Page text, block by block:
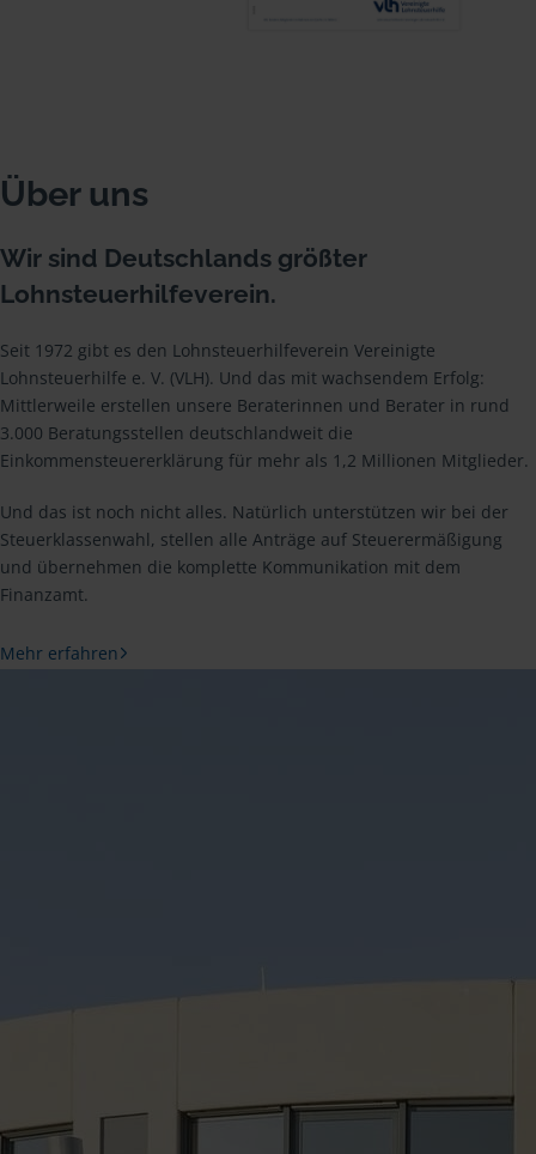
Über uns
Wir sind Deutschlands größter
Lohnsteuerhilfeverein.
Seit 1972 gibt es den Lohnsteuerhilfeverein Vereinigte
Lohnsteuerhilfe e. V. (VLH). Und das mit wachsendem Erfolg:
Mittlerweile erstellen unsere Beraterinnen und Berater in rund
3.000 Beratungsstellen deutschlandweit die
Einkommensteuererklärung für mehr als 1,2 Millionen Mitglieder.
Und das ist noch nicht alles. Natürlich unterstützen wir bei der
Steuerklassenwahl, stellen alle Anträge auf Steuerermäßigung
und übernehmen die komplette Kommunikation mit dem
Finanzamt.
Mehr erfahren